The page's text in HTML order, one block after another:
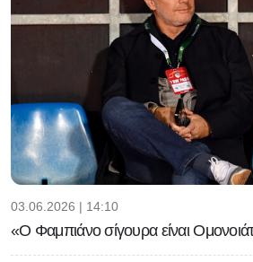
03.06.2026 | 14:10
«Ο Φαμπιάνο σίγουρα είναι